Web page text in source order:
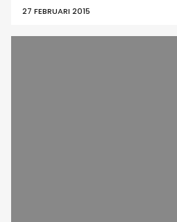
27 FEBRUARI 2015